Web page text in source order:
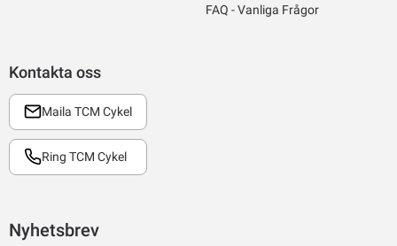
Kontakta oss
Maila TCM Cykel
Ring TCM Cykel
FAQ - Vanliga Frågor
Nyhetsbrev